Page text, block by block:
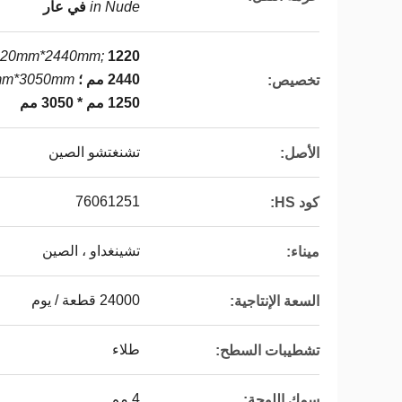
in Nude في عار
تخصيص:
2440 مم ؛
1250 مم * 3050 مم
الأصل: تشنغتشو الصين
كود HS: 76061251
ميناء: تشينغداو ، الصين
السعة الإنتاجية: 24000 قطعة / يوم
تشطيبات السطح: طلاء
4 مم